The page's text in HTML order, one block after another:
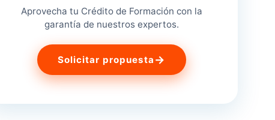
Aprovecha tu Crédito de Formación con la
garantía de nuestros expertos.
Solicitar propuesta →